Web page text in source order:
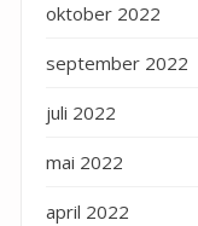
oktober 2022
september 2022
juli 2022
mai 2022
april 2022